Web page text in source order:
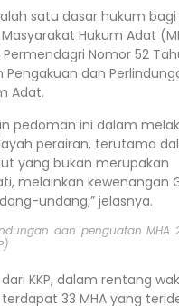
satu dasar hukum
Hukum Adat
Nomor 52
dan
Adat.
pedoman ini dalam
perairan, terutama
yang bukan merupakan
melainkan kewenangan
undang,” jelasnya.
dan penguatan MHA
KKP, dalam rentang
33 MHA yang